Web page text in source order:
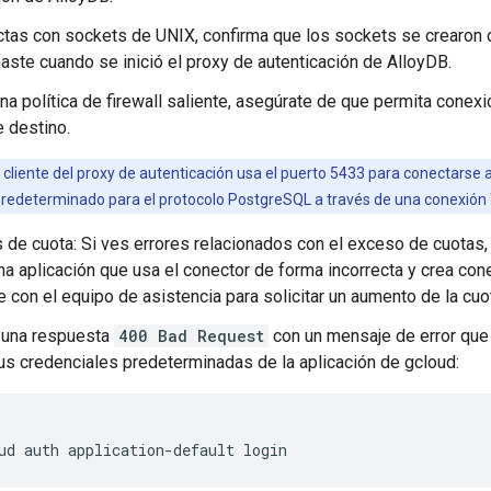
con sockets de UNIX, confirma que los sockets se
cuando se inició el proxy de autenticación de AlloyDB.
política de firewall saliente, asegúrate de que permita
destino.
del proxy de autenticación usa el puerto 5433 para conectarse
para el protocolo PostgreSQL a través de una conexión
de cuota: Si ves errores relacionados con el exceso de
aplicación que usa el conector de forma incorrecta y crea
con el equipo de asistencia para solicitar un aumento de la
respuesta 400 Bad Request con un mensaje de error
credenciales predeterminadas de la aplicación de gcloud:
auth application-default login